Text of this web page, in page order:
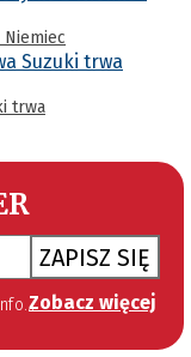
trwa
ZAPISZ SIĘ
otrzymywać newsletter. Zobacz więcej